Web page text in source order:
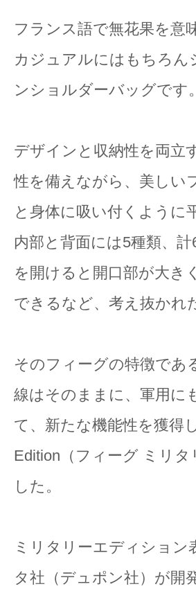
フランス語で無花果を意
カジュアルにはもちろ
ンショルダーバッグです。
デザインと収納性を両立
性を備えながら、美しい
と身体に吸い付くように
内部と背面には5種類、
を開けると開口部が大き
できるなど、考え抜かれ
そのフィーグの特徴であ
線はそのままに、軍用に
て、新たな機能性を獲得
Edition（フィーグ ミリ
した。
ミリタリーエディショ
タ社（デュポン社）が開